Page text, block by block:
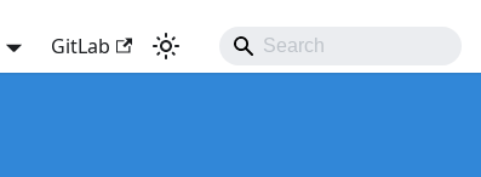
GitLab